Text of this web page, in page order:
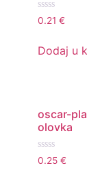
Ocenjeno
sa
od
5
0.21 €
Dodaj u
oscar-
olovka
Ocenjeno
sa
0.25 €